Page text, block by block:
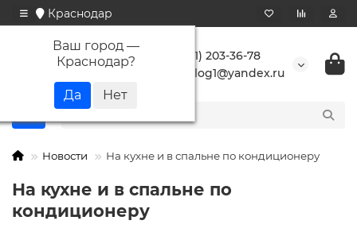
Краснодар
Ваш город —
Краснодар?
+7 (861) 203-36-78
buranlog1@yandex.ru
Новости На кухне и в спальне по кондиционеру
На кухне и в спальне по
кондиционеру